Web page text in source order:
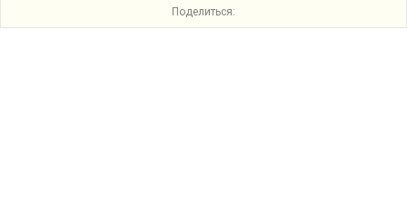
Поделиться: